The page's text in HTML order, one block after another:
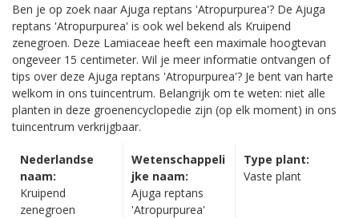
Ben je op zoek naar Ajuga reptans 'Atropurpurea'? De Ajuga
reptans 'Atropurpurea' is ook wel bekend als Kruipend
zenegroen. Deze Lamiaceae heeft een maximale hoogtevan
ongeveer 15 centimeter. Wil je meer informatie ontvangen of
tips over deze Ajuga reptans 'Atropurpurea'? Je bent van harte
welkom in ons tuincentrum. Belangrijk om te weten: niet alle
planten in deze groenencyclopedie zijn (op elk moment) in ons
tuincentrum verkrijgbaar.
Nederlandse
naam:
Kruipend
zenegroen
Wetenschappeli
jke naam:
Ajuga reptans
'Atropurpurea'
Type plant:
Vaste plant